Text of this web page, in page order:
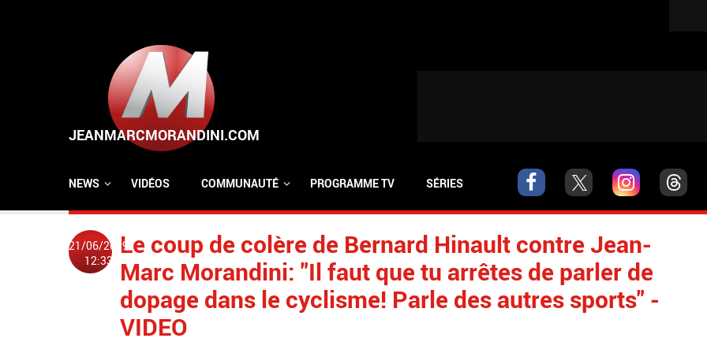
NEWS VIDÉOS COMMUNAUTÉ PROGRAMME TV SÉRIES
21/06/2019
12:33
Le coup de colère de Bernard Hinault contre Jean-
Marc Morandini: "Il faut que tu arrêtes de parler de
dopage dans le cyclisme! Parle des autres sports" -
VIDEO